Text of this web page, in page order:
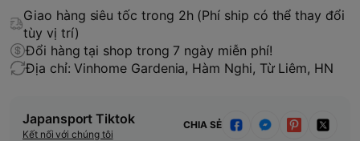
Giao hàng siêu tốc trong 2h (Phí ship có thể thay đổi
tùy vị trí)
Đổi hàng tại shop trong 7 ngày miễn phí!
Địa chỉ: Vinhome Gardenia, Hàm Nghi, Từ Liêm, HN
Japansport Tiktok
Kết nối với chúng tôi
CHIA SẺ